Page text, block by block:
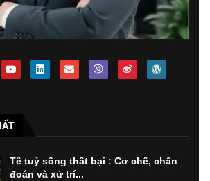
Tê tuỷ sống thất bại : Cơ chế, chẩn
đoán và xử trí...